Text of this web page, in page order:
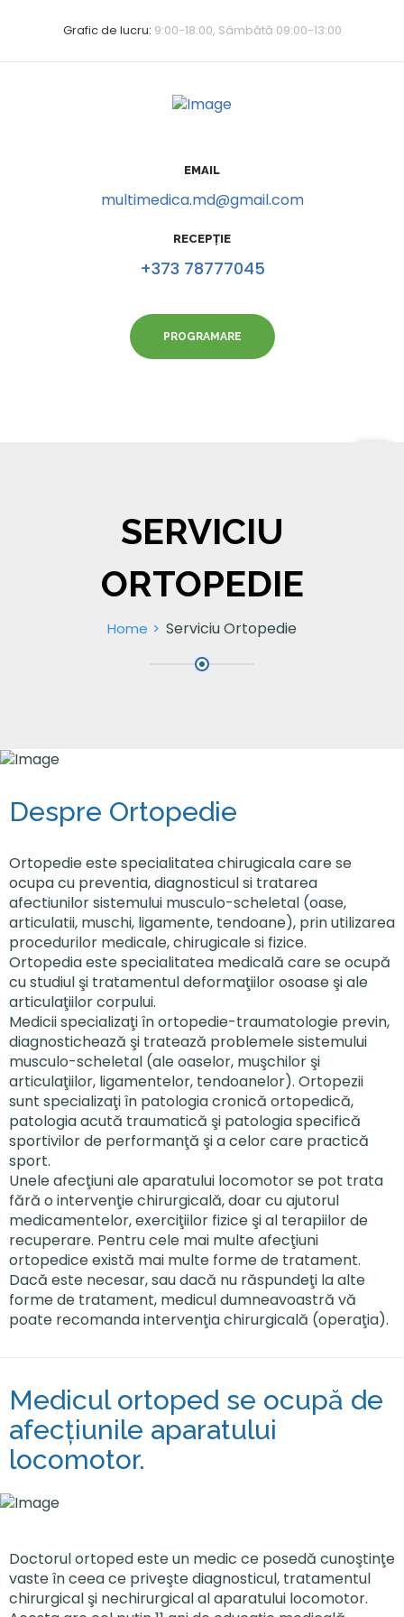
Grafic de lucru: 9:00-18:00, Sâmbătă 09:00-13:00
EMAIL
multimedica.md@gmail.com
RECEPȚIE
+373 78777045
PROGRAMARE
SERVICIU
ORTOPEDIE
Home Serviciu Ortopedie
Despre Ortopedie
Ortopedie este specialitatea chirugicala care se
ocupa cu preventia, diagnosticul si tratarea
afectiunilor sistemului musculo-scheletal (oase,
articulatii, muschi, ligamente, tendoane), prin utilizarea
procedurilor medicale, chirugicale si fizice.
Ortopedia este specialitatea medicală care se ocupă
cu studiul şi tratamentul deformaţiilor osoase şi ale
articulaţiilor corpului.
Medicii specializaţi în ortopedie-traumatologie previn,
diagnostichează şi tratează problemele sistemului
musculo-scheletal (ale oaselor, muşchilor şi
articulaţiilor, ligamentelor, tendoanelor). Ortopezii
sunt specializaţi în patologia cronică ortopedică,
patologia acută traumatică şi patologia specifică
sportivilor de performanţă şi a celor care practică
sport.
Unele afecţiuni ale aparatului locomotor se pot trata
fără o intervenţie chirurgicală, doar cu ajutorul
medicamentelor, exerciţiilor fizice şi al terapiilor de
recuperare. Pentru cele mai multe afecţiuni
ortopedice există mai multe forme de tratament.
Dacă este necesar, sau dacă nu răspundeţi la alte
forme de tratament, medicul dumneavoastră vă
poate recomanda intervenţia chirurgicală (operaţia).
Medicul ortoped se ocupă de
afecţiunile aparatului
locomotor.
Doctorul ortoped este un medic ce posedă cunoştinţe
vaste în ceea ce priveşte diagnosticul, tratamentul
chirurgical şi nechirurgical al aparatului locomotor.